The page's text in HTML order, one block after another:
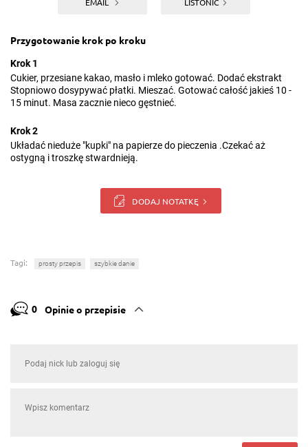
Przygotowanie krok po kroku
Krok 1
Cukier, przesiane kakao, masło i mleko gotować. Dodać ekstrakt
Stopniowo dosypywać płatki. Mieszać. Gotować całość jakieś 10 -
15 minut. Masa zacznie nieco gęstnieć.
Krok 2
Układać nieduże "kupki" na papierze do pieczenia .Czekać aż
ostygną i troszkę stwardnieją.
DODAJ NOTATKĘ
Tagi: prosty przepis szybkie danie
0 Opinie o przepisie